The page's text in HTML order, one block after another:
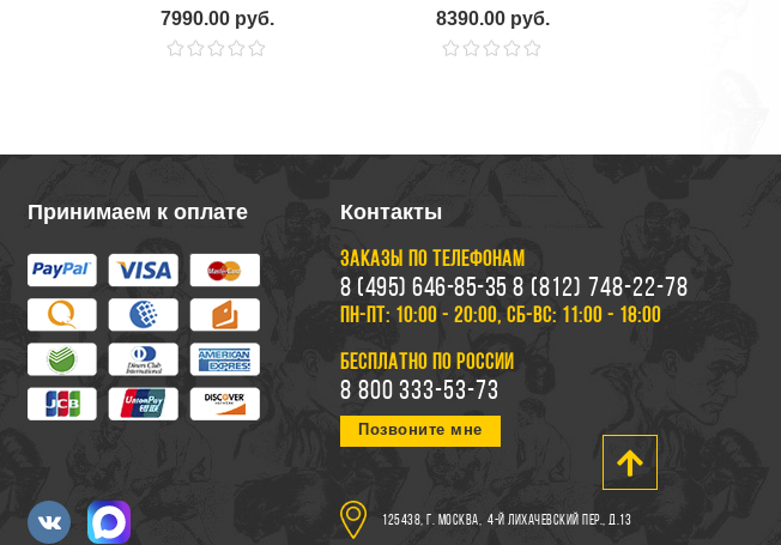
7990.00 руб. 8390.00 руб.
Принимаем к оплате Контакты
ЗАКАЗЫ ПО ТЕЛЕФОНАМ
8 (495) 646-85-35 8 (812) 748-22-78
ПН-ПТ: 10:00 - 20:00, СБ-ВС: 11:00 - 18:00
БЕСПЛАТНО ПО РОССИИ
8 800 333-53-73
Позвоните мне
125438, г. Москва, 4-й Лихачевский пер., д.13